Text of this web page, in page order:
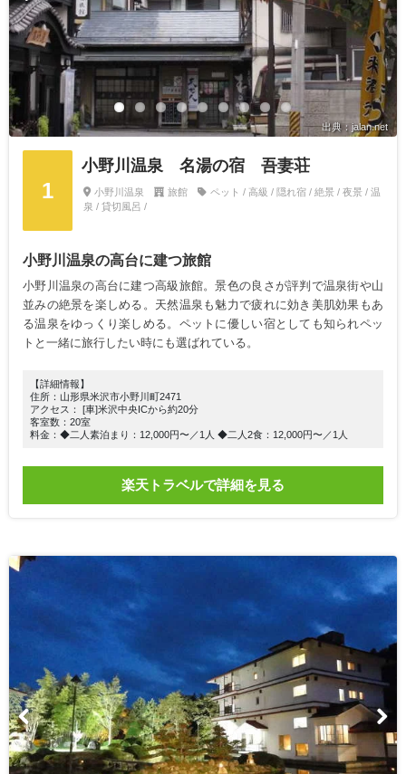
出典：jalan.net
1
小野川温泉 名湯の宿 吾妻荘
小野川温泉 旅館
ペット / 高級 / 隠れ宿 / 絶景 / 夜景 / 温
泉 / 貸切風呂 /
小野川温泉の高台に建つ旅館
小野川温泉の高台に建つ高級旅館。景色の良さが評判で温泉街や山
並みの絶景を楽しめる。天然温泉も魅力で疲れに効き美肌効果もあ
る温泉をゆっくり楽しめる。ペットに優しい宿としても知られペッ
トと一緒に旅行したい時にも選ばれている。
【詳細情報】
住所：山形県米沢市小野川町2471
アクセス： [車]米沢中央ICから約20分
客室数：20室
料金：◆二人素泊まり：12,000円〜／1人 ◆二人2食：12,000円〜／1人
楽天トラベルで詳細を見る